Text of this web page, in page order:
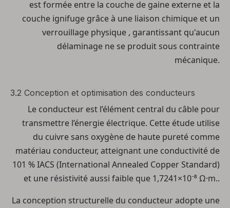
est formée entre la couche de gaine externe et la
couche ignifuge grâce à une liaison chimique et un
verrouillage physique , garantissant qu'aucun
délaminage ne se produit sous contrainte
mécanique.
3.2 Conception et optimisation des conducteurs
Le conducteur est l’élément central du câble pour
transmettre l’énergie électrique. Cette étude utilise
du cuivre sans oxygène de haute pureté comme
matériau conducteur, atteignant une conductivité de
101 % IACS (International Annealed Copper Standard)
et une résistivité aussi faible que 1,7241×10⁻⁸ Ω·m..
La conception structurelle du conducteur adopte une